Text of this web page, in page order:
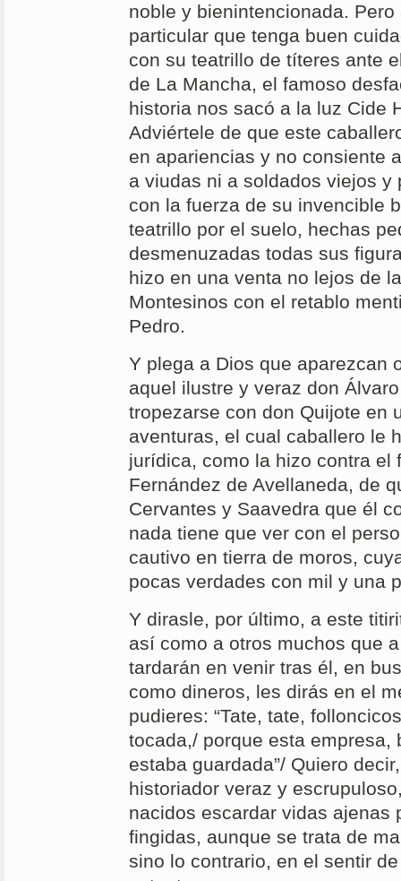
noble y bienintencionada.
particular que tenga buen
con su teatrillo de títeres ante
de La Mancha, el famoso
historia nos sacó a la luz Cide
Adviértele de que este
en apariencias y no consiente
a viudas ni a soldados viejos y
con la fuerza de su invencible
teatrillo por el suelo, hechas
desmenuzadas todas sus
hizo en una venta no lejos de
Montesinos con el retablo
Pedro.
Y plega a Dios que aparezcan
aquel ilustre y veraz don
tropezarse con don Quijote en
aventuras, el cual caballero le
jurídica, como la hizo contra el
Fernández de Avellaneda, de
Cervantes y Saavedra que él
nada tiene que ver con el
cautivo en tierra de moros,
pocas verdades con mil y una
Y dirasle, por último, a este
así como a otros muchos que
tardarán en venir tras él, en
como dineros, les dirás en el
pudieres: “Tate, tate,
tocada,/ porque esta empresa,
estaba guardada”/ Quiero
historiador veraz y
nacidos escardar vidas ajenas
fingidas, aunque se trata de
sino lo contrario, en el sentir